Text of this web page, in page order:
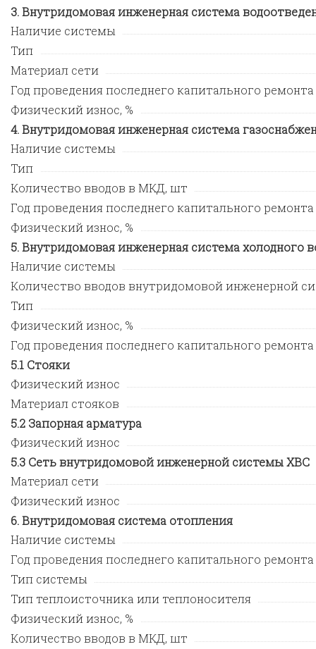
Внутридомовая инженерная система
Наличие системы
Тип
Материал сети
Год проведения последнего капитального ремонта
Физический износ, %
Внутридомовая инженерная система
Наличие системы
Тип
Количество вводов в МКД, шт
Год проведения последнего капитального ремонта
Физический износ, %
Внутридомовая инженерная система холодного
Наличие системы
Количество вводов внутридомовой инженерной
Тип
Физический износ, %
Год проведения последнего капитального ремонта
Стояки
Физический износ
Материал стояков
Запорная арматура
Физический износ
Сеть внутридомовой инженерной системы ХВС
Материал сети
Физический износ
Внутридомовая система отопления
Наличие системы
Год проведения последнего капитального ремонта
Тип системы
Тип теплоисточника или теплоносителя
Физический износ, %
Количество вводов в МКД, шт